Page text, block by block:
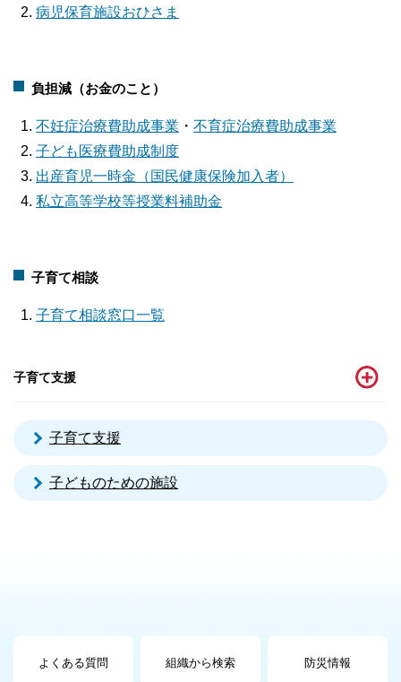
病児保育施設おひさま
負担減（お金のこと）
不妊症治療費助成事業 ・ 不育症治療費助成事業
子ども医療費助成制度
出産育児一時金（国民健康保険加入者）
私立高等学校等授業料補助金
子育て相談
子育て相談窓口一覧
子育て支援
子育て支援
子どものための施設
よくある質問 組織から検索 防災情報